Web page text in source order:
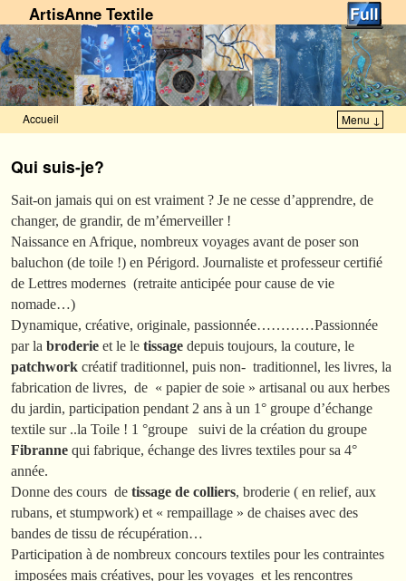
ArtisAnne Textile
Accueil Menu ↓
Qui suis-je?
Sait-on jamais qui on est vraiment ? Je ne cesse d’apprendre, de
changer, de grandir, de m’émerveiller !
Naissance en Afrique, nombreux voyages avant de poser son
baluchon (de toile !) en Périgord. Journaliste et professeur certifié
de Lettres modernes (retraite anticipée pour cause de vie
nomade…)
Dynamique, créative, originale, passionnée…………Passionnée
par la broderie et le le tissage depuis toujours, la couture, le
patchwork créatif traditionnel, puis non- traditionnel, les livres, la
fabrication de livres, de « papier de soie » artisanal ou aux herbes
du jardin, participation pendant 2 ans à un 1° groupe d’échange
textile sur ..la Toile ! 1 °groupe suivi de la création du groupe
Fibranne qui fabrique, échange des livres textiles pour sa 4°
année.
Donne des cours de tissage de colliers, broderie ( en relief, aux
rubans, et stumpwork) et « rempaillage » de chaises avec des
bandes de tissu de récupération…
Participation à de nombreux concours textiles pour les contraintes
imposées mais créatives, pour les voyages et les rencontres